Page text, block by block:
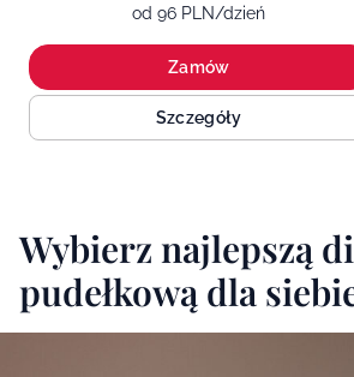
od 96 PLN/dzień
Zamów
Szczegóły
Wybierz najlepszą
pudełkową dla